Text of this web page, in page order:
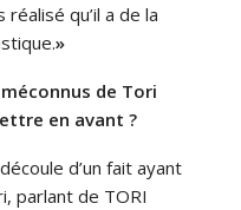
qu’il a de la
»
de Tori
en avant ?
d’un fait ayant
parlant de TORI